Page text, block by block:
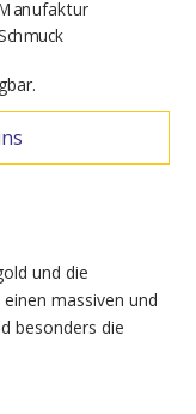
und die
massiven und
besonders die